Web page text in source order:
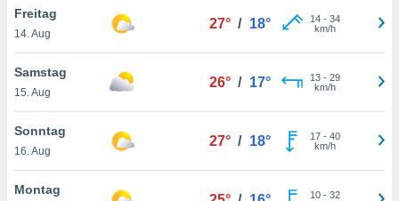
Rand
Freitag
14. Aug
27° / 18° 14- 34
km/h
Samstag
15. Aug
26° / 17° 13- 29
km/h
Sonntag
16. Aug
27° / 18° 17- 40
km/h
Montag 10- 32